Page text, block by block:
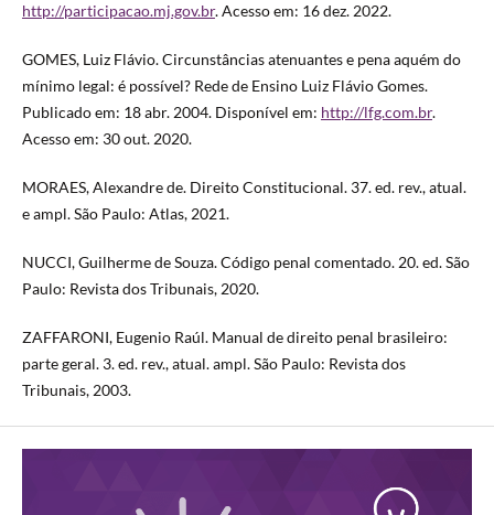
http://participacao.mj.gov.br. Acesso em: 16 dez. 2022.
GOMES, Luiz Flávio. Circunstâncias atenuantes e pena aquém do
mínimo legal: é possível? Rede de Ensino Luiz Flávio Gomes.
Publicado em: 18 abr. 2004. Disponível em: http://lfg.com.br.
Acesso em: 30 out. 2020.
MORAES, Alexandre de. Direito Constitucional. 37. ed. rev., atual.
e ampl. São Paulo: Atlas, 2021.
NUCCI, Guilherme de Souza. Código penal comentado. 20. ed. São
Paulo: Revista dos Tribunais, 2020.
ZAFFARONI, Eugenio Raúl. Manual de direito penal brasileiro:
parte geral. 3. ed. rev., atual. ampl. São Paulo: Revista dos
Tribunais, 2003.